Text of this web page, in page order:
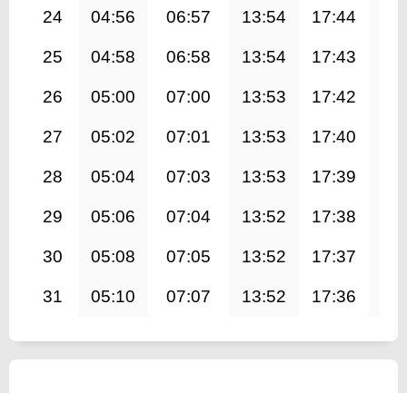
24 04:56 06:57 13:54 17:44
25 04:58 06:58 13:54 17:43
26 05:00 07:00 13:53 17:42
27 05:02 07:01 13:53 17:40
28 05:04 07:03 13:53 17:39
29 05:06 07:04 13:52 17:38
30 05:08 07:05 13:52 17:37
31 05:10 07:07 13:52 17:36